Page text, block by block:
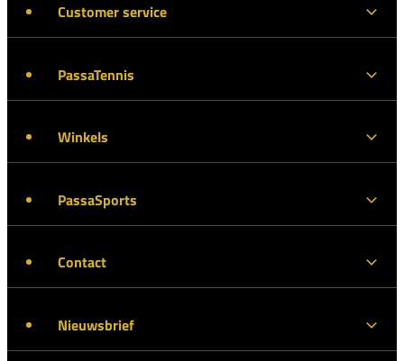
Customer service
PassaTennis
Winkels
PassaSports
Contact
Nieuwsbrief